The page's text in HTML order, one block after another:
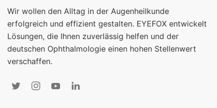
Wir wollen den Alltag in der Augenheilkunde
erfolgreich und effizient gestalten. EYEFOX entwickelt
Lösungen, die Ihnen zuverlässig helfen und der
deutschen Ophthalmologie einen hohen Stellenwert
verschaffen.